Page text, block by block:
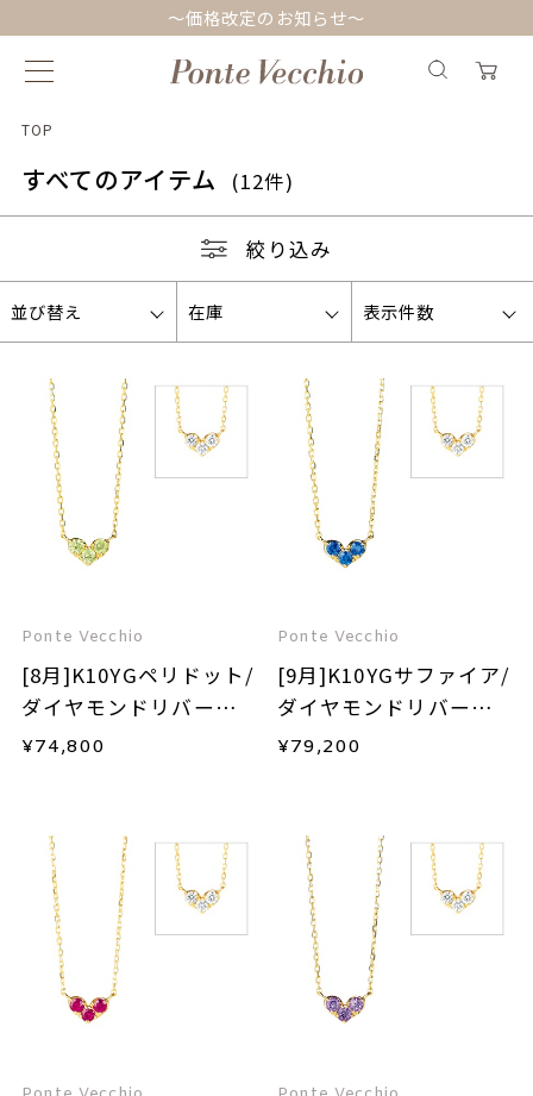
～価格改定のお知らせ～
TOP
すべてのアイテム (12件)
絞り込み
並び替え 在庫 表示件数
Ponte Vecchio
[8月]K10YGペリドット/
ダイヤモンドリバーシ
ブルネックレス
¥74,800
Ponte Vecchio
[9月]K10YGサファイア/
ダイヤモンドリバーシ
ブルネックレス
¥79,200